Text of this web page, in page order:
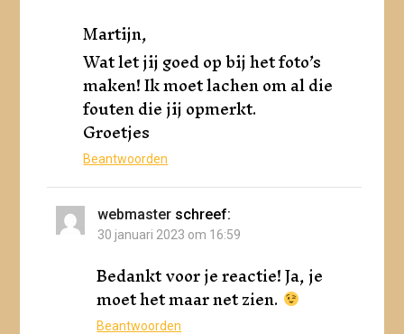
Martijn,
Wat let jij goed op bij het foto’s
maken! Ik moet lachen om al die
fouten die jij opmerkt.
Groetjes
Beantwoorden
webmaster schreef:
30 januari 2023 om 16:59
Bedankt voor je reactie! Ja, je
moet het maar net zien.
Beantwoorden